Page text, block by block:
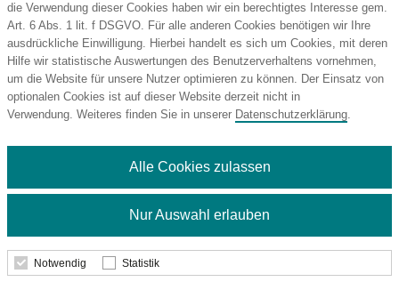
VASAD Kühle Einsatztasche
Vasad
ab 10,35 €
Mindestbestellmenge: 50 Stk.
Details
die Verwendung dieser Cookies haben wir ein berechtigtes Interesse gem.
Art. 6 Abs. 1 lit. f DSGVO. Für alle anderen Cookies benötigen wir Ihre
ausdrückliche Einwilligung. Hierbei handelt es sich um Cookies, mit deren
Hilfe wir statistische Auswertungen des Benutzerverhaltens vornehmen,
um die Website für unsere Nutzer optimieren zu können. Der Einsatz von
optionalen Cookies ist auf dieser Website derzeit nicht in
Verwendung. Weiteres finden Sie in unserer Datenschutzerklärung.
Nur Auswahl erlauben
Alle Cookies zulassen
Notwendig Statistik